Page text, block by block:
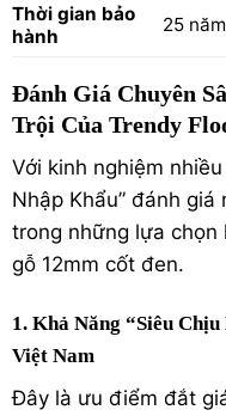
Thời gian bảo
hành
25 năm
Đánh Giá Chuyên
Trội Của Trendy
Với kinh nghiệm
Nhập Khẩu” đánh
trong những lựa chọn
gỗ 12mm cốt đen.
1. Khả Năng “Siêu
Việt Nam
Đây là ưu điểm đắt